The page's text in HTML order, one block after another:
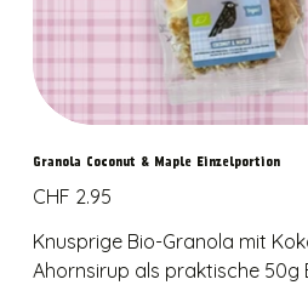
Granola Coconut & Maple Einzelportion
Preis
CHF 2.95
Knusprige Bio-Granola mit
Ahornsirup als praktische 50g